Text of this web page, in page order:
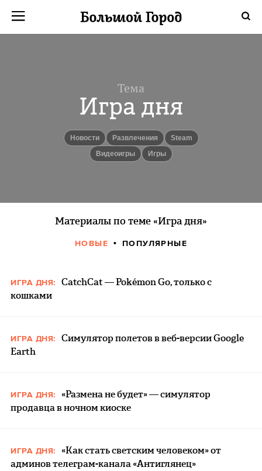
Тема
Игра дня
новости Развлечения
Steam
видеоигры
игры
Материалы по теме «Игра дня»
НОВЫЕ ПОПУЛЯРНЫЕ
ИГРА ДНЯ:
CatchCat — Pokémon Go, только с
кошками
ИГРА ДНЯ:
Симулятор полетов в веб-версии Google
Earth
ИГРА ДНЯ:
«Размена не будет» — симулятор
продавца в ночном киоске
ИГРА ДНЯ:
«Как стать светским человеком» от
админов телеграм-канала «Антиглянец»